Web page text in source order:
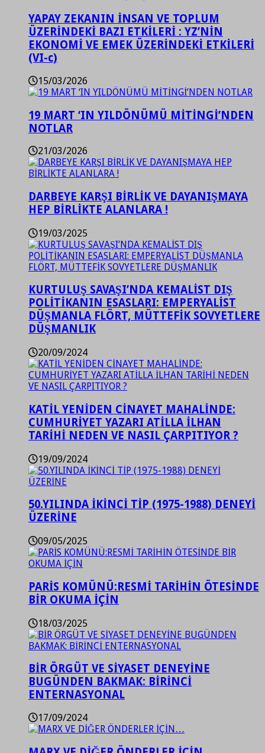
YAPAY ZEKANIN İNSAN VE TOPLUM
ÜZERİNDEKİ BAZI ETKİLERİ : YZ’NİN
EKONOMİ VE EMEK ÜZERİNDEKİ ETKİLERİ
(VI-c)
15/03/2026
19 MART ‘IN YILDÖNÜMÜ MİTİNGİ’NDEN
NOTLAR
21/03/2026
DARBEYE KARŞI BİRLİK VE DAYANIŞMAYA
HEP BİRLİKTE ALANLARA !
19/03/2025
KURTULUŞ SAVAŞI’NDA KEMALİST DIŞ
POLİTİKANIN ESASLARI: EMPERYALİST
DÜŞMANLA FLÖRT, MÜTTEFİK SOVYETLERE
DÜŞMANLIK
20/09/2024
KATİL YENİDEN CİNAYET MAHALİNDE:
CUMHURİYET YAZARI ATİLLA İLHAN
TARİHİ NEDEN VE NASIL ÇARPITIYOR ?
19/09/2024
50.YILINDA İKİNCİ TİP (1975-1988) DENEYİ
ÜZERİNE
09/05/2025
PARİS KOMÜNÜ:RESMİ TARİHİN ÖTESİNDE
BİR OKUMA İÇİN
18/03/2025
BİR ÖRGÜT VE SİYASET DENEYİNE
BUGÜNDEN BAKMAK: BİRİNCİ
ENTERNASYONAL
17/09/2024